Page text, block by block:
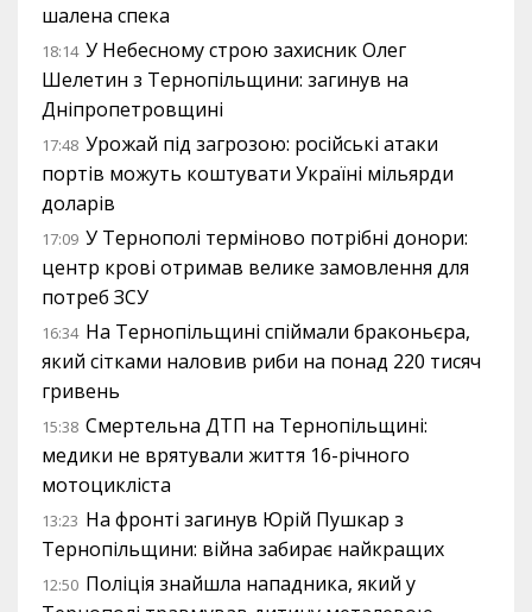
шалена спека
18:14 У Небесному строю захисник Олег
Шелетин з Тернопільщини: загинув на
Дніпропетровщині
17:48 Урожай під загрозою: російські атаки
портів можуть коштувати Україні мільярди
доларів
17:09 У Тернополі терміново потрібні донори:
центр крові отримав велике замовлення для
потреб ЗСУ
16:34 На Тернопільщині спіймали браконьєра,
який сітками наловив риби на понад 220 тисяч
гривень
15:38 Смертельна ДТП на Тернопільщині:
медики не врятували життя 16-річного
мотоцикліста
13:23 На фронті загинув Юрій Пушкар з
Тернопільщини: війна забирає найкращих
12:50 Поліція знайшла нападника, який у